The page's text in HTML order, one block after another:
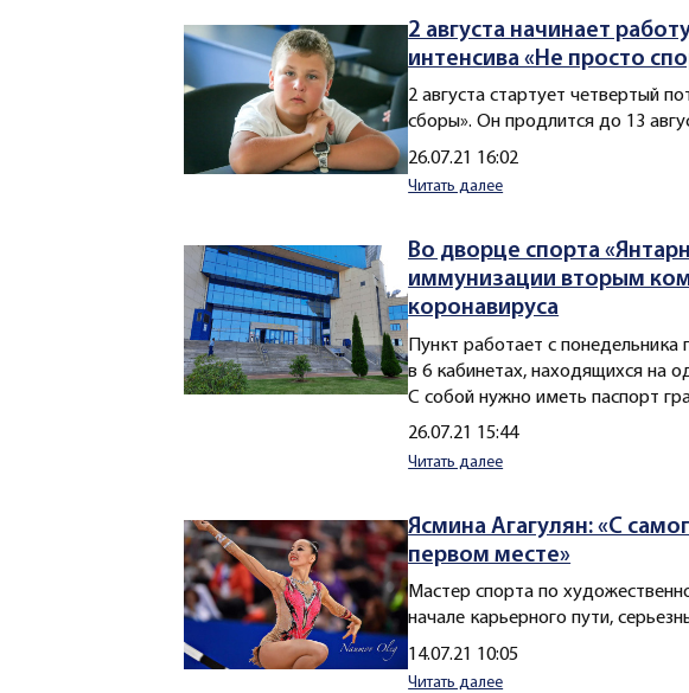
2 августа начинает
интенсива «Не просто
2 августа стартует четвертый
сборы». Он продлится до 13
Создано
26.07.21 16:02
Читать далее
Во дворце спорта
иммунизации вторым
коронавируса
Пункт работает с
в 6 кабинетах, находящихся на
С собой нужно иметь паспорт
Создано
26.07.21 15:44
Читать далее
Ясмина Агагулян: «С
первом месте»
Мастер спорта по
начале карьерного пути,
Создано
14.07.21 10:05
Читать далее